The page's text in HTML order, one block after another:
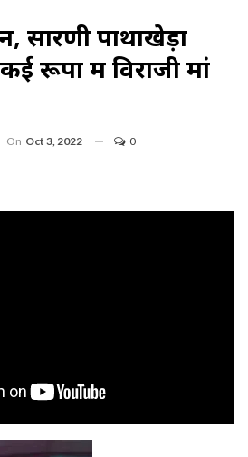
सारणी पाथाखेड़ा
कई रूपों में विराजी मां
On Oct 3, 2022 0